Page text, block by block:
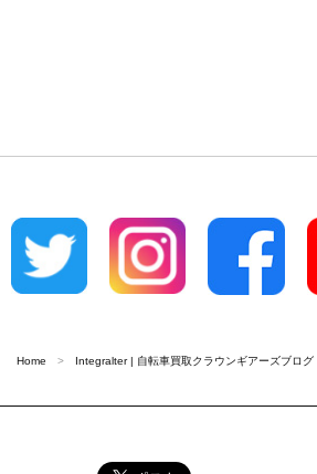
Home Integralter | 自転車買取クラウンギアーズブログ